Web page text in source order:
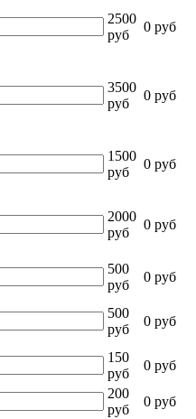
2500
руб
0 руб
3500
руб
0 руб
1500
руб
0 руб
2000
руб
0 руб
500
руб
0 руб
500
руб
0 руб
150
руб
0 руб
200
руб
0 руб